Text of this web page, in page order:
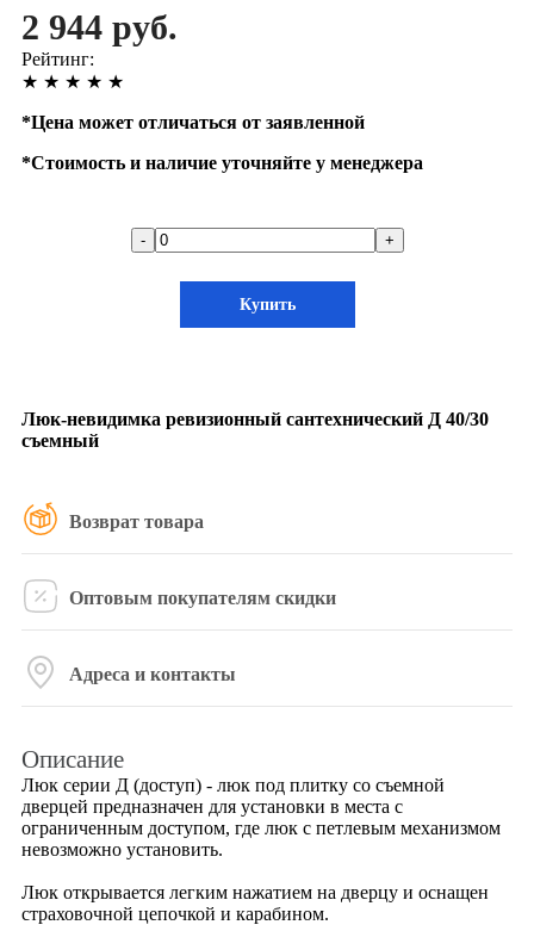
2 944 руб.
Рейтинг:
★ ★ ★ ★ ★
*Цена может отличаться от заявленной
*Стоимость и наличие уточняйте у менеджера
- +
Купить
Люк-невидимка ревизионный сантехнический Д 40/30
съемный
Возврат товара
Оптовым покупателям скидки
Адреса и контакты
Описание
Люк серии Д (доступ) - люк под плитку со съемной
дверцей предназначен для установки в места с
ограниченным доступом, где люк с петлевым механизмом
невозможно установить.
Люк открывается легким нажатием на дверцу и оснащен
страховочной цепочкой и карабином.